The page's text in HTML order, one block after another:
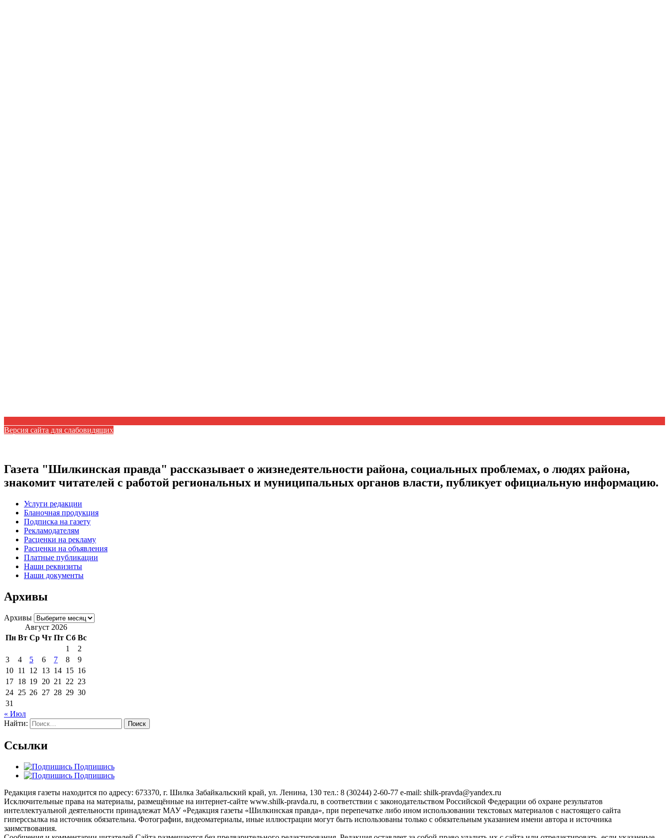
Версия сайта для слабовидящих
Газета "Шилкинская правда" рассказывает о жизнедеятельности района, социальных проблемах, о людях района,
знакомит читателей с работой региональных и муниципальных органов власти, публикует официальную информацию.
Услуги редакции
Бланочная продукция
Подписка на газету
Рекламодателям
Расценки на рекламу
Расценки на объявления
Платные публикации
Наши реквизиты
Наши документы
Архивы
Архивы
Август 2026
Пн Вт Ср Чт Пт Сб Вс
1
2
3
4 5 6 7 8
9
10 11 12 13 14 15 16
17 18 19 20 21 22 23
24 25 26 27 28 29 30
31
« Июл
Найти:
Ссылки
Подпишись
Подпишись
Редакция газеты находится по адресу: 673370, г. Шилка Забайкальский край, ул. Ленина, 130 тел.: 8 (30244) 2-60-77 e-mail: shilk-pravda@yandex.ru
Исключительные права на материалы, размещённые на интернет-сайте www.shilk-pravda.ru, в соответствии с законодательством Российской Федерации об охране результатов
интеллектуальной деятельности принадлежат МАУ «Редакция газеты «Шилкинская правда», при перепечатке либо ином использовании текстовых материалов с настоящего сайта
гиперссылка на источник обязательна. Фотографии, видеоматериалы, иные иллюстрации могут быть использованы только с обязательным указанием имени автора и источника
заимствования.